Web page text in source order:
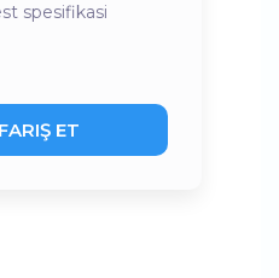
spesifikasi
ET